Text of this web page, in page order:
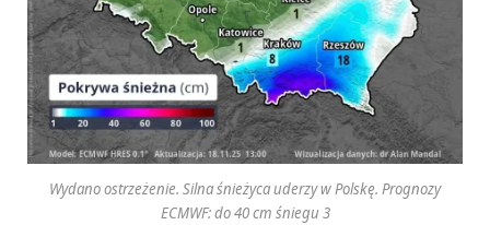
Wydano ostrzeżenie. Silna śnieżyca uderzy w Polskę. Prognozy
ECMWF: do 40 cm śniegu 3